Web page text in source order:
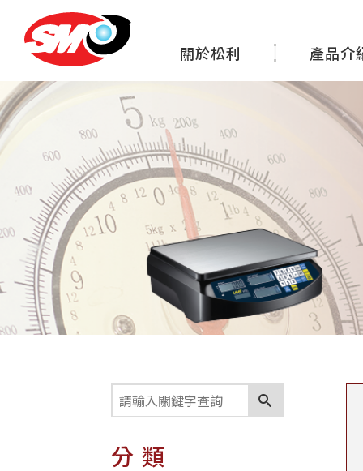
關於松利 產品介
分類